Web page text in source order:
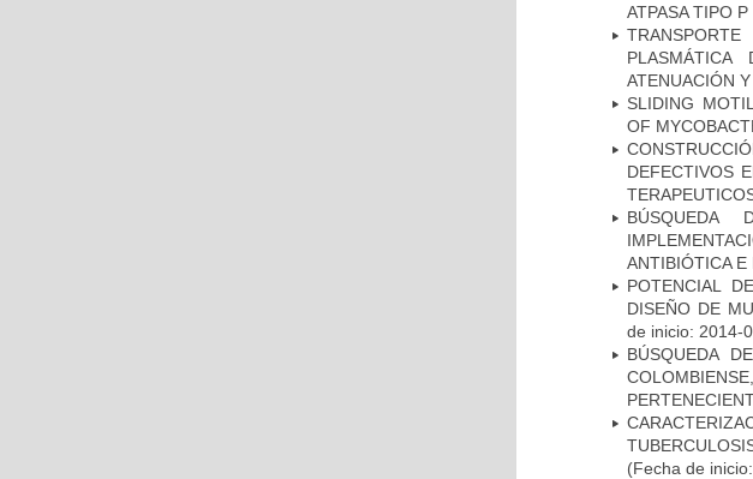
ATPASA TIPO
ATENUACIÓN
SLIDING
OF
DEFECTIVOS
BÚSQUEDA
ANTIBIÓTICA E
POTENCIAL
DISEÑO DE
de inicio: 2014-
BÚSQUEDA
(Fecha de